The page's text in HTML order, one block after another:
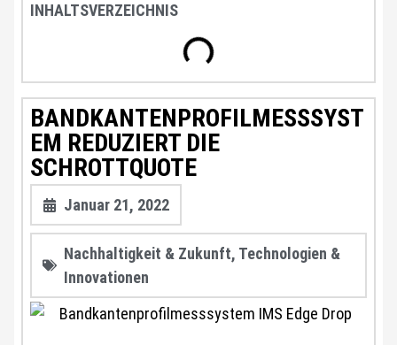
BANDKANTENPROFILMESSSYST
EM REDUZIERT DIE
SCHROTTQUOTE
Januar 21, 2022
Nachhaltigkeit & Zukunft, Technologien &
Innovationen
INHALTSVERZEICHNIS